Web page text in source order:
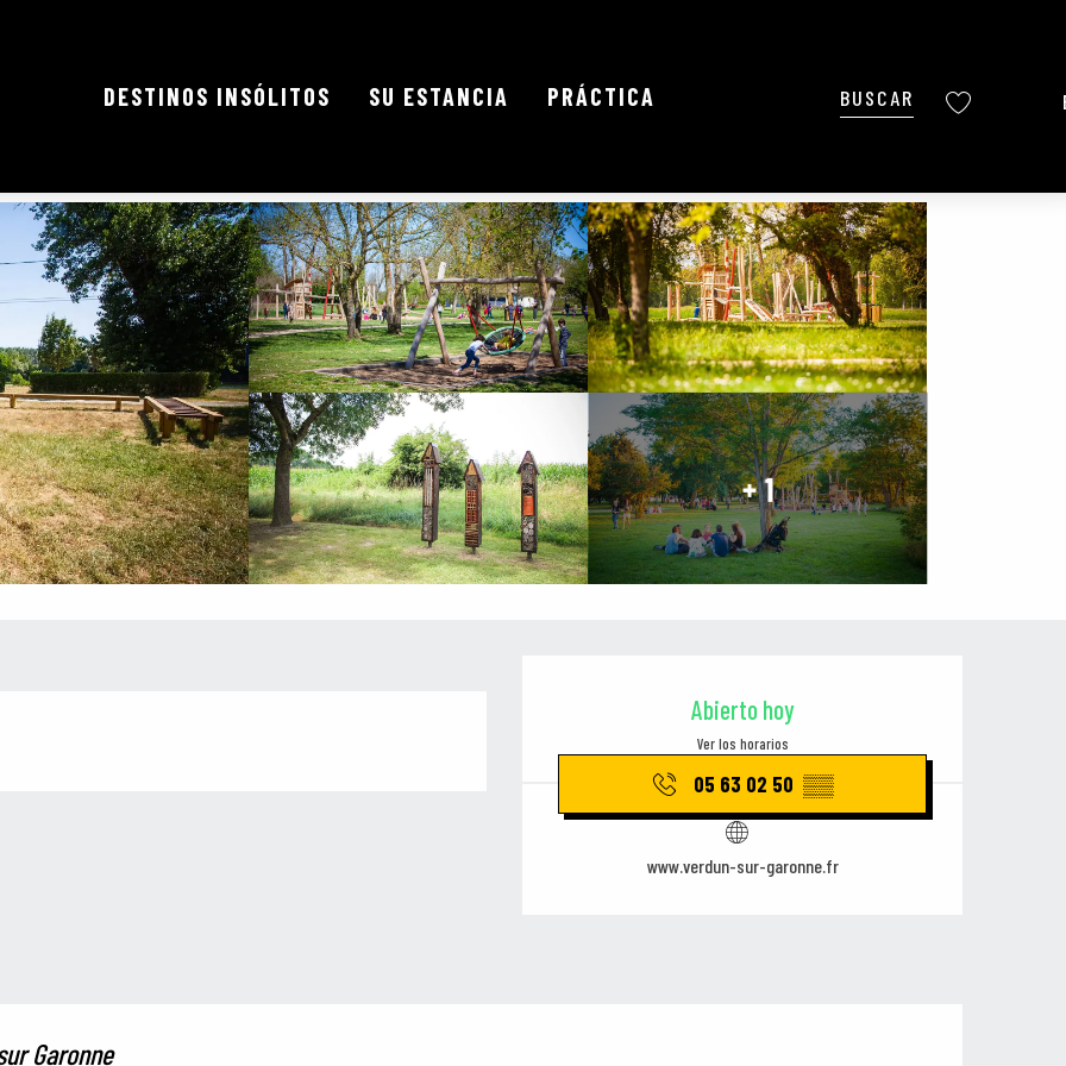
Buscar
DESTINOS INSÓLITOS SU ESTANCIA PRÁCTICA
+ 1
Abierto hoy
Ver los horarios
05 63 02 50 ▒▒
www.verdun-sur-garonne.fr
Garonne